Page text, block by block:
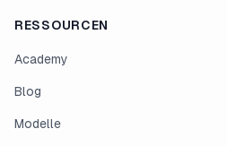
RESSOURCEN
Academy
Blog
Modelle